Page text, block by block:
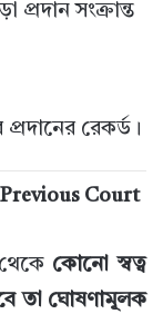
প্রদান সংক্রান্ত
রেকর্ড।
(Previous Court
কোনো স্বত্ব
তা ঘোষণামূলক